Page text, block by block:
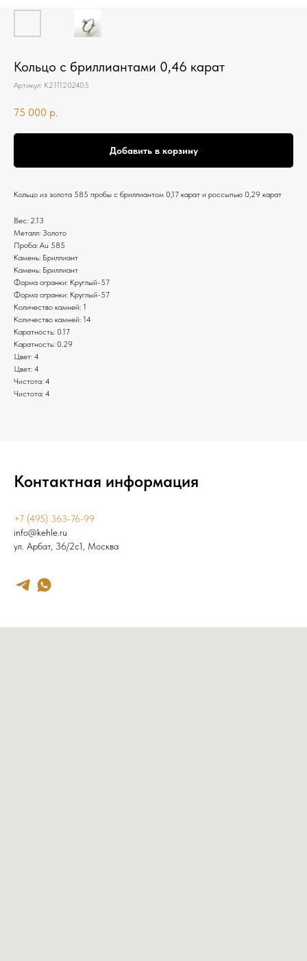
Кольцо с бриллиантами 0,46 карат
Артикул: К2111202405
75 000 р.
Добавить в корзину
Кольцо из золота 585 пробы с бриллиантом 0,17 карат и россыпью 0,29 карат
Вес: 2.13
Металл: Золото
Проба: Au 585
Камень: Бриллиант
Камень: Бриллиант
Форма огранки: Круглый-57
Форма огранки: Круглый-57
Количество камней: 1
Количество камней: 14
Каратность: 0.17
Каратность: 0.29
Цвет: 4
Цвет: 4
Чистота: 4
Чистота: 4
Контактная информация
+7 (495) 363-76-99
info@kehle.ru
ул. Арбат, 36/2с1, Москва